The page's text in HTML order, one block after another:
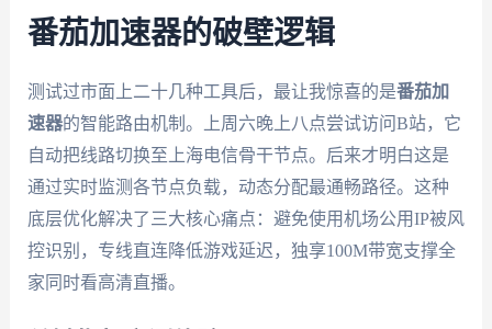
番茄加速器的破壁逻辑
测试过市面上二十几种工具后，最让我惊喜的是番茄加
速器的智能路由机制。上周六晚上八点尝试访问B站，它
自动把线路切换至上海电信骨干节点。后来才明白这是
通过实时监测各节点负载，动态分配最通畅路径。这种
底层优化解决了三大核心痛点：避免使用机场公用IP被风
控识别，专线直连降低游戏延迟，独享100M带宽支撑全
家同时看高清直播。